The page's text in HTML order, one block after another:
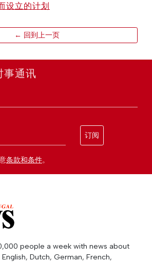
设立的计划
← 回到上一页
事通讯
订阅
条款和条件。
people a week with news about
Dutch, German, French,